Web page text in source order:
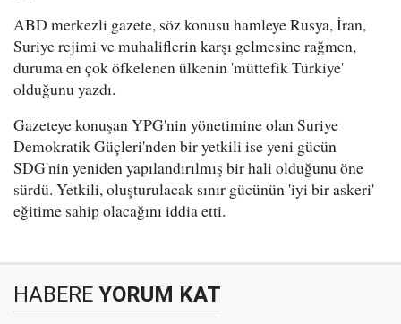
ABD merkezli gazete, söz konusu hamleye Rusya, İran,
Suriye rejimi ve muhaliflerin karşı gelmesine rağmen,
duruma en çok öfkelenen ülkenin 'müttefik Türkiye'
olduğunu yazdı.
Gazeteye konuşan YPG'nin yönetimine olan Suriye
Demokratik Güçleri'nden bir yetkili ise yeni gücün
SDG'nin yeniden yapılandırılmış bir hali olduğunu öne
sürdü. Yetkili, oluşturulacak sınır gücünün 'iyi bir askeri'
eğitime sahip olacağını iddia etti.
HABERE YORUM KAT